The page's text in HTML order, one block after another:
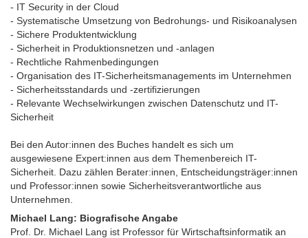
- IT Security in der Cloud
- Systematische Umsetzung von Bedrohungs- und Risikoanalysen
- Sichere Produktentwicklung
- Sicherheit in Produktionsnetzen und -anlagen
- Rechtliche Rahmenbedingungen
- Organisation des IT-Sicherheitsmanagements im Unternehmen
- Sicherheitsstandards und -zertifizierungen
- Relevante Wechselwirkungen zwischen Datenschutz und IT-
Sicherheit
Bei den Autor:innen des Buches handelt es sich um
ausgewiesene Expert:innen aus dem Themenbereich IT-
Sicherheit. Dazu zählen Berater:innen, Entscheidungsträger:innen
und Professor:innen sowie Sicherheitsverantwortliche aus
Unternehmen.
Michael Lang: Biografische Angabe
Prof. Dr. Michael Lang ist Professor für Wirtschaftsinformatik an